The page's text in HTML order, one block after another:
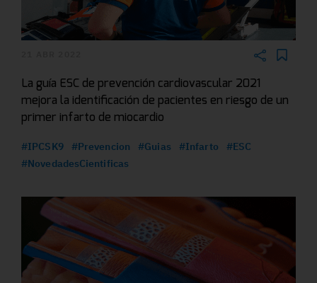
La guía ESC de prevención cardiovascular 2021
mejora la identificación de pacientes en riesgo de un
primer infarto de miocardio
#IPCSK9 #Prevencion #Guias #Infarto
#ESC
#NovedadesCientificas